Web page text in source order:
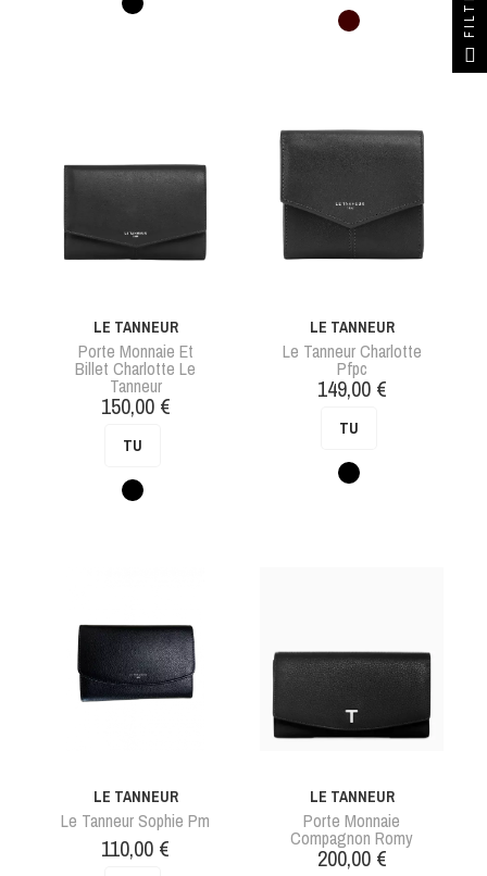
Noir
Marron
LE TANNEUR
Porte Monnaie Et
Billet Charlotte Le
Tanneur
Prix
150,00 €
TU
Noir
LE TANNEUR
Le Tanneur Charlotte
Pfpc
Prix
149,00 €
TU
Noir
LE TANNEUR
Le Tanneur Sophie Pm
Prix
110,00 €
LE TANNEUR
Porte Monnaie
Compagnon Romy
Prix
200,00 €